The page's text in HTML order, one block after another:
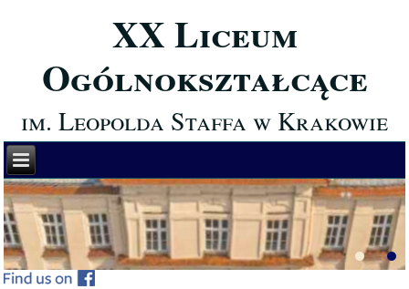
XX Liceum
Ogólnokształcące
im. Leopolda Staffa w Krakowie